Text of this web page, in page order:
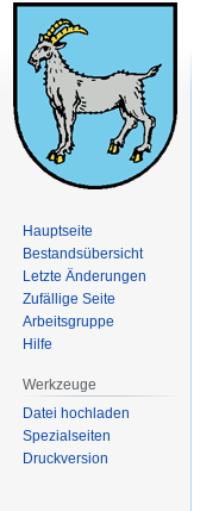
Hauptseite
Bestandsübersicht
Letzte Änderungen
Zufällige Seite
Arbeitsgruppe
Hilfe
Werkzeuge
Datei hochladen
Spezialseiten
Druckversion